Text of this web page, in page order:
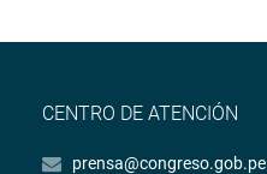
CENTRO DE ATENCIÓN
prensa@congreso.gob.pe